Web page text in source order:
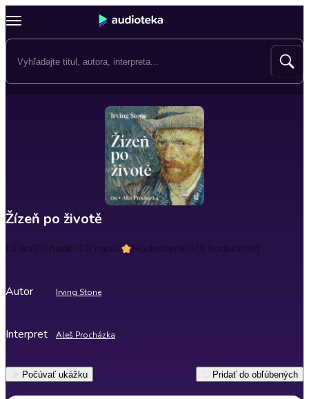
Žízeň po životě
Dĺžka20 hodín 10 minút Hodnotenie5(5 hodnotení)
Autor Irving Stone
Interpret Aleš Procházka
Počúvať ukážku Pridať do obľúbených